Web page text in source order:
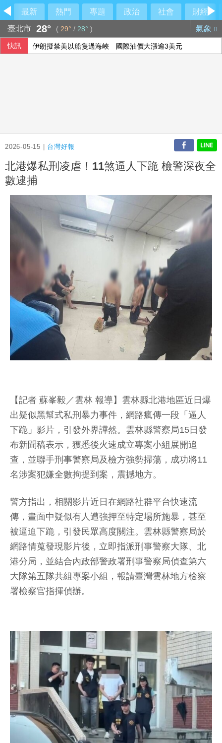
最新 熱門 專題 政治 社會
財經
臺北市 28° ( 29° / 28° ) 氣象
快訊 伊朗擬禁美以船隻過海峽 國際油價大漲逾3美元
2026-05-15 | 台灣好報
北港爆私刑凌虐！11煞逼人下跪 檢警深夜全
數逮捕
【記者 蘇峯毅／雲林 報導】雲林縣北港地區近日爆
出疑似黑幫式私刑暴力事件，網路瘋傳一段「逼人
下跪」影片，引發外界譁然。雲林縣警察局15日發
布新聞稿表示，獲悉後火速成立專案小組展開追
查，並聯手刑事警察局及檢方強勢掃蕩，成功將11
名涉案犯嫌全數拘提到案，震撼地方。
警方指出，相關影片近日在網路社群平台快速流
傳，畫面中疑似有人遭強押至特定場所施暴，甚至
被逼迫下跪，引發民眾高度關注。雲林縣警察局於
網路情蒐發現影片後，立即指派刑事警察大隊、北
港分局，並結合內政部警政署刑事警察局偵查第六
大隊第五隊共組專案小組，報請臺灣雲林地方檢察
署檢察官指揮偵辦。